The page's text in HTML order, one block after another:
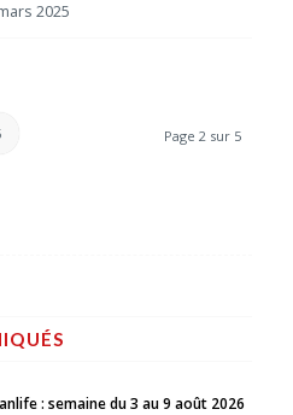
2025
Page 2 sur 5
: semaine du 3 au 9 août 2026